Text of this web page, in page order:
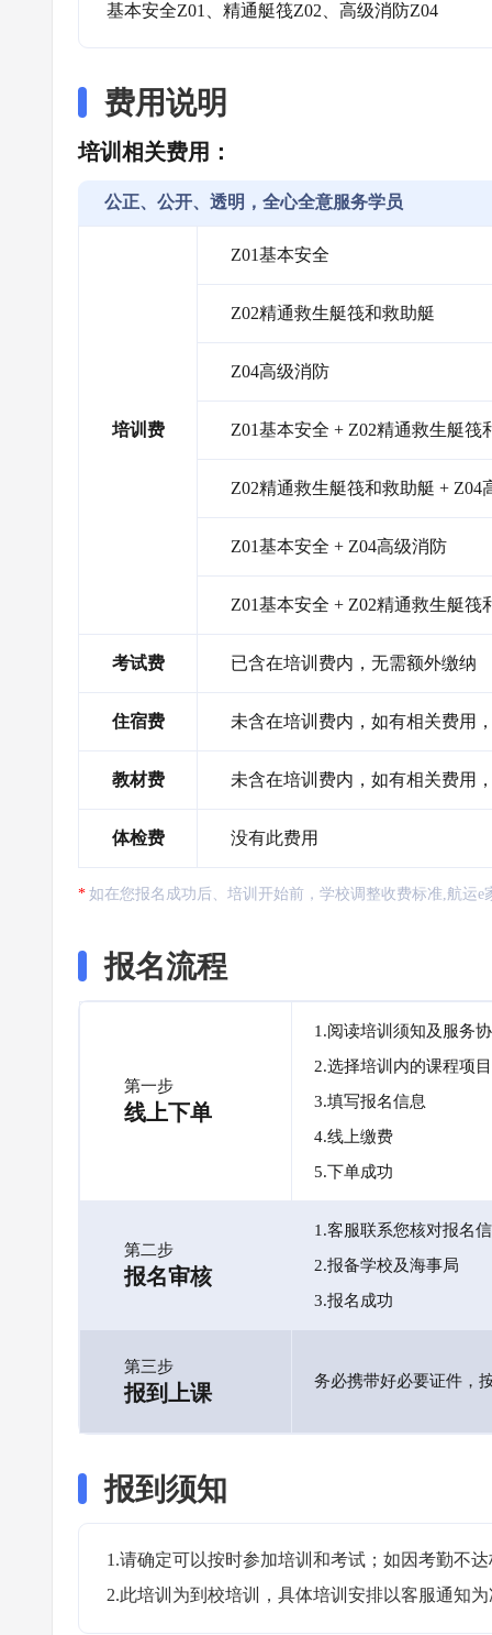
基本安全Z01、精通艇筏Z02、高级消防Z04
费用说明
培训相关费用：
公正、公开、透明，全心全意服务学员
培训费
Z01基本安全
Z02精通救生艇筏和救助艇
Z04高级消防
Z01基本安全 + Z02精通救生艇筏
Z02精通救生艇筏和救助艇 + Z04
Z01基本安全 + Z04高级消防
Z01基本安全 + Z02精通救生艇筏
考试费 已含在培训费内，无需额外缴纳
住宿费 未含在培训费内，如有相关费用
教材费 未含在培训费内，如有相关费用
体检费 没有此费用
如在您报名成功后、培训开始前，学校调整收费标准,航运
报名流程
第一步
线上下单
1.阅读培训须知及服务
2.选择培训内的课程项目
3.填写报名信息
4.线上缴费
5.下单成功
第二步
报名审核
1.客服联系您核对报名
2.报备学校及海事局
3.报名成功
第三步
报到上课 务必携带好必要证件，
报到须知
1.请确定可以按时参加培训和考试；如因考勤不
2.此培训为到校培训，具体培训安排以客服通知